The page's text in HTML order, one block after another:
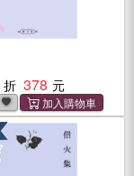
378